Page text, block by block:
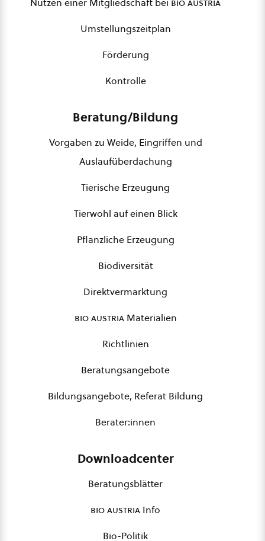
Umstellungszeitplan
Förderung
Kontrolle
Beratung/Bildung
Vorgaben zu Weide, Eingriffen und
Auslaufüberdachung
Tierische Erzeugung
Tierwohl auf einen Blick
Pflanzliche Erzeugung
Biodiversität
Direktvermarktung
bio austriaMaterialien
Richtlinien
Beratungsangebote
Bildungsangebote, Referat Bildung
Berater:innen
Downloadcenter
Beratungsblätter
bio austria Info
Bio-Politik